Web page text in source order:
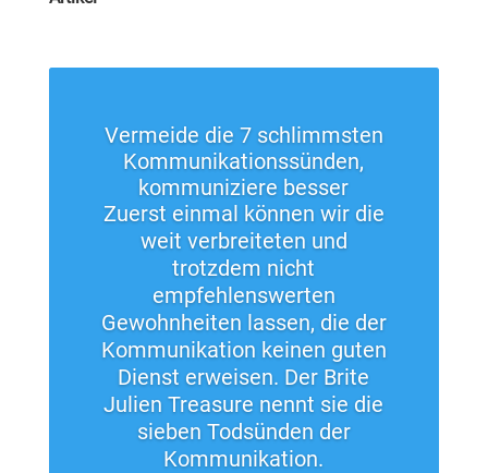
Vermeide die 7 schlimmsten
Kommunikationssünden,
kommuniziere besser
Zuerst einmal können wir die
weit verbreiteten und
trotzdem nicht
empfehlenswerten
Gewohnheiten lassen, die der
Kommunikation keinen guten
Dienst erweisen. Der Brite
Julien Treasure nennt sie die
sieben Todsünden der
Kommunikation.